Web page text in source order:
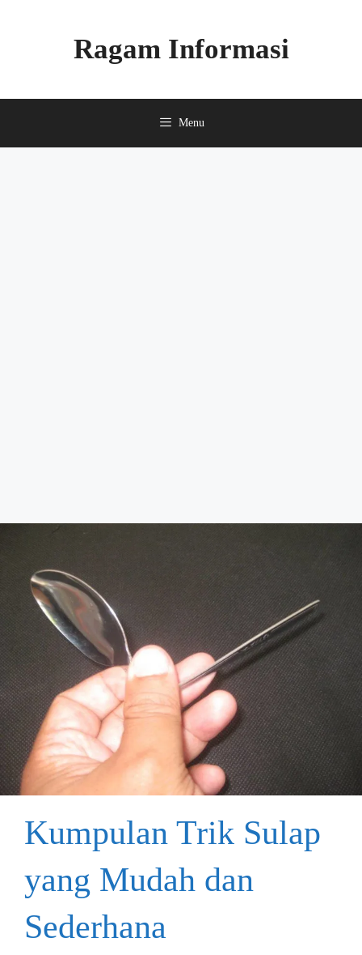
Ragam Informasi
Menu
Kumpulan Trik Sulap
yang Mudah dan
Sederhana